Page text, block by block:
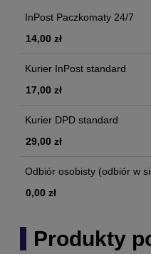
InPost Paczkomaty 24/7
14,00 zł
Kurier InPost standard
17,00 zł
Kurier DPD standard
29,00 zł
Odbiór osobisty (odbiór w
0,00 zł
Produkty